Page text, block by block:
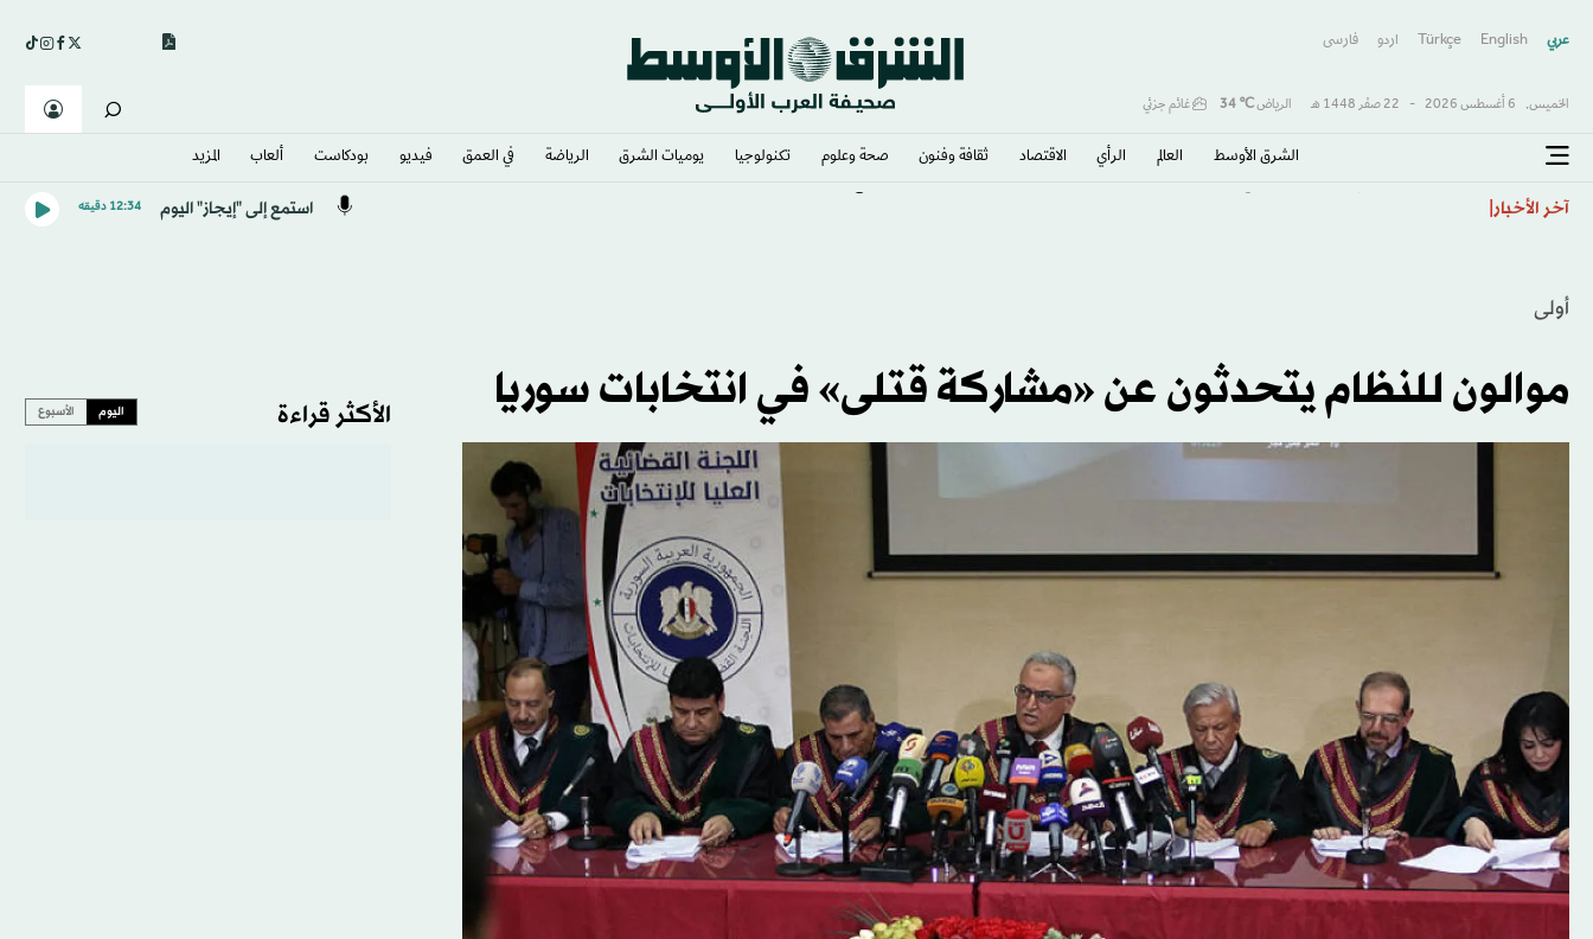
عربي English
Türkçe اردو فارسى
الخميس, 6 أغسطس 2026 - 22 صفَر 1448 هـ الرياض℃
34 غائم جزئي
الشرق الأوسط​ العالم الرأي الاقتصاد ثقافة وفنون صحة وعلوم تكنولوجيا يوميات الشرق​ الرياضة في العمق فيديو بودكاست ألعاب المزيد
آخر الأخبار استمع إلى "إيجاز" اليوم 12:34 دقيقه
أولى
موالون للنظام يتحدثون عن «مشاركة قتلى» في انتخابات سوريا الأكثر قراءة اليوم الأسبوع